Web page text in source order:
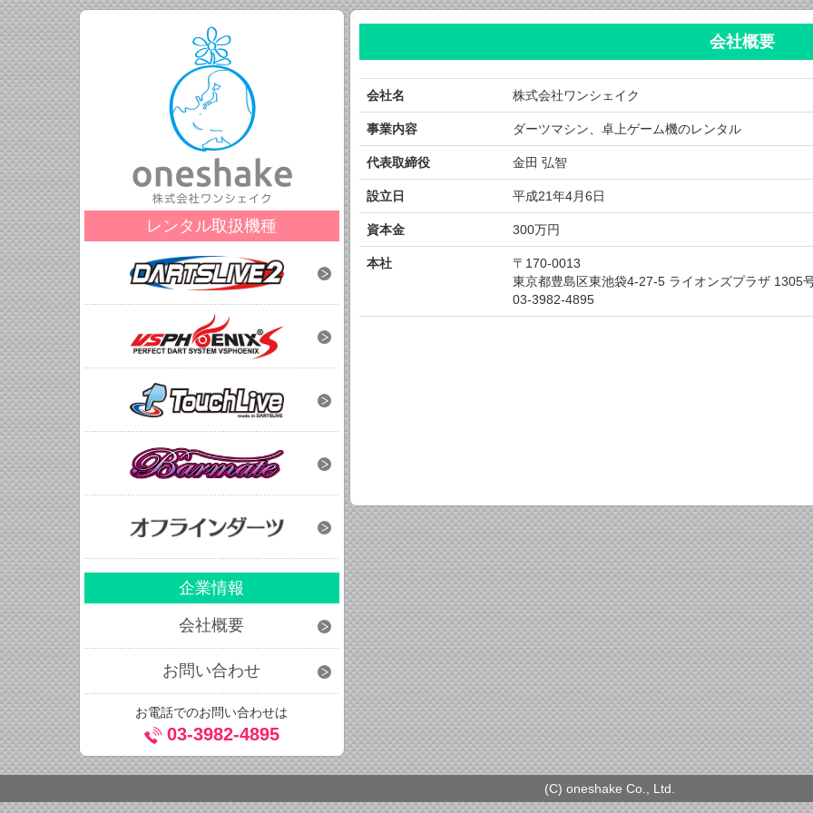
レンタル取扱機種
企業情報
会社概要
お問い合わせ
お電話でのお問い合わせは
03-3982-4895
会社概要
会社名 株式会社ワンシェイク
事業内容 ダーツマシン、卓上ゲーム機のレンタル
代表取締役 金田 弘智
設立日 平成21年4月6日
資本金 300万円
本社
〒170-0013
東京都豊島区東池袋4-27-5 ライオンズプラザ 1305
03-3982-4895
(C) oneshake Co., Ltd.